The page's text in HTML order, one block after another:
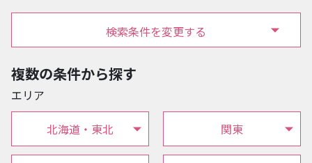
検索条件を変更する
複数の条件から探す
エリア
北海道・東北 関東